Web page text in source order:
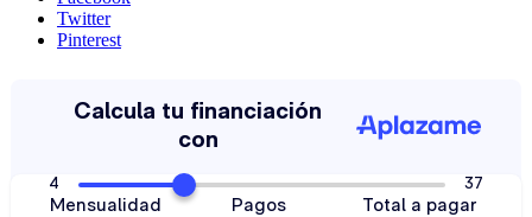
Twitter
Pinterest